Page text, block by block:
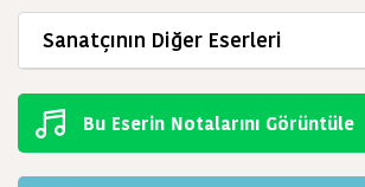
Sanatçının Diğer Eserleri
Bu Eserin Notalarını Görüntüle